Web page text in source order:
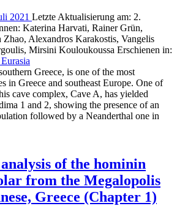
2021 Letzte Aktualisierung am: 2.
Katerina Harvati, Rainer Grün,
Alexandros Karakostis, Vangelis
Mirsini Kouloukoussa Erschienen in:
Greece, is one of the most
in Greece and southeast Europe. One of
cave complex, Cave A, has yielded
1 and 2, showing the presence of an
followed by a Neanderthal one in
of the hominin
from the Megalopolis
Greece (Chapter 1)